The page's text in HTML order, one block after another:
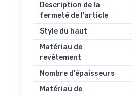
Description de la
fermeté de l'article
Style du haut
Matériau de
revêtement
Nombre d'épaisseurs
Matériau de